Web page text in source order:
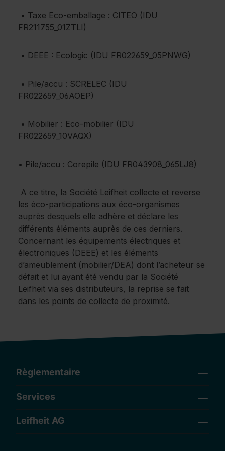
• Taxe Eco-emballage : CITEO (IDU
FR211755_01ZTLI)
• DEEE : Ecologic (IDU FR022659_05PNWG)
• Pile/accu : SCRELEC (IDU
FR022659_06AOEP)
• Mobilier : Eco-mobilier (IDU
FR022659_10VAQX)
• Pile/accu : Corepile (IDU FR043908_065LJ8)
A ce titre, la Société Leifheit collecte et reverse
les éco-participations aux éco-organismes
auprès desquels elle adhère et déclare les
différents éléments auprès de ces derniers.
Concernant les équipements électriques et
électroniques (DEEE) et les éléments
d’ameublement (mobilier/DEA) dont l’acheteur se
défait et lui ayant été vendu par la Société
Leifheit via ses distributeurs, la reprise se fait
dans les points de collecte de proximité.
Règlementaire
Services
Leifheit AG